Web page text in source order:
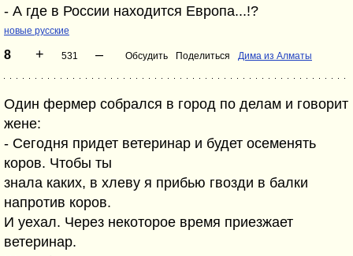
- А где в России находится Европа...!?
новые русские
8 + 531 – Обсудить Поделиться Дима из Алматы
Один фермер собрался в город по делам и говорит
жене:
- Сегодня придет ветеринар и будет осеменять
коров. Чтобы ты
знала каких, в хлеву я прибью гвозди в балки
напротив коров.
И уехал. Через некоторое время приезжает
ветеринар.